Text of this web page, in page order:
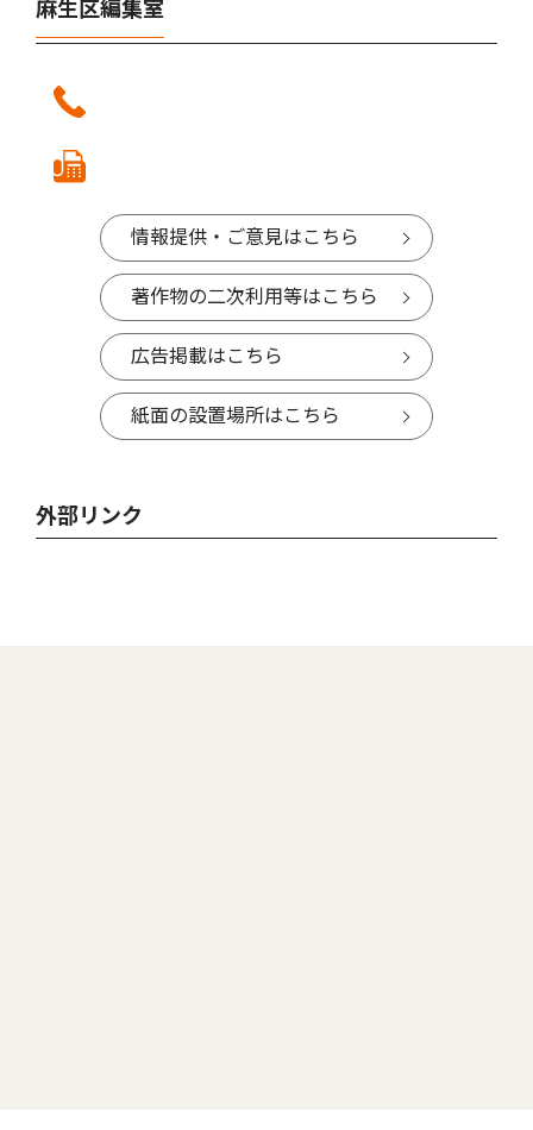
麻生区編集室
情報提供・ご意見はこちら
著作物の二次利用等はこちら
広告掲載はこちら
紙面の設置場所はこちら
外部リンク